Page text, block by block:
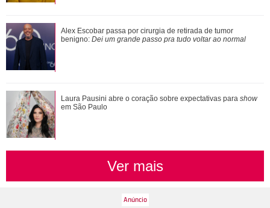
Luiza Brunet, Ana Hickmann, Rihanna... Veja as famosas
que já denunciaram violência domést...
Verdadeiras xérox! Confira mães e filhas famosas que são
super parecidas
Alex Escobar passa por cirurgia de retirada de tumor
benigno: Dei um grande passo pra tudo voltar ao normal
Laura Pausini abre o coração sobre expectativas para show
em São Paulo
Ver mais